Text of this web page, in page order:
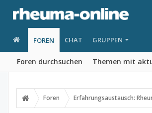
FOREN
Foren durchsuchen Themen mit
CHAT GRUPPEN
Foren Erfahrungsaustausch: